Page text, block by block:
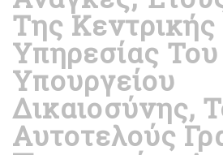
Της Κεντρικής
Υπηρεσίας Του
Υπουργείου
Δικαιοσύνης,
Αυτοτελούς